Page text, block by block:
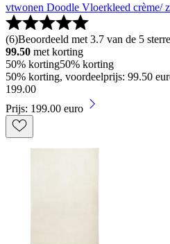
vtwonen Doodle Vloerkleed crème/
(6)Beoordeeld met 3.7 van de 5
99.50 met korting
50% korting50% korting
50% korting, voordeelprijs: 99.50
199.00
Prijs: 199.00 euro